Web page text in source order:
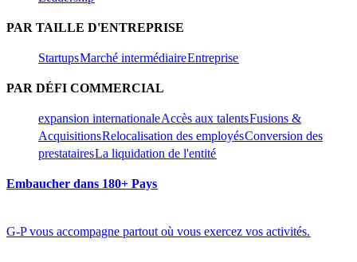
PAR TAILLE D'ENTREPRISE​​
Startups​​Marché intermédiaire​​Entreprise​​
PAR DÉFI COMMERCIAL​​
expansion internationale​​Accès aux talents​​Fusions &
Acquisitions​​Relocalisation des employés​​Conversion des
prestataires​​La liquidation de l'entité​​
Embaucher dans 180+ Pays​​
G-P vous accompagne partout où vous exercez vos activités.​​